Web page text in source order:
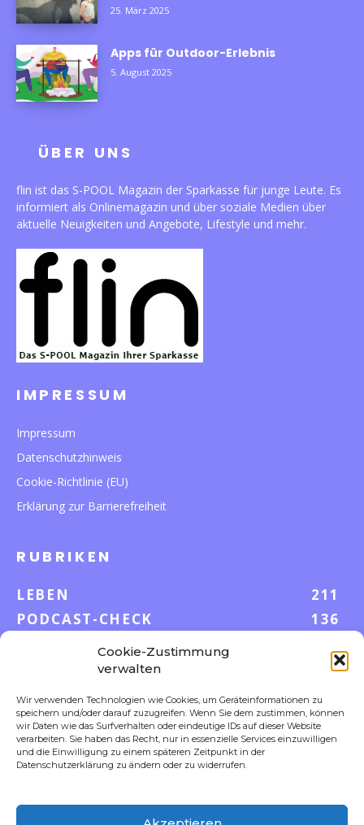
Cookie-Zustimmung
verwalten
Wir verwenden Technologien wie Cookies, um Geräteinformationen zu
speichern und/oder darauf zuzugreifen. Wenn Sie dem zustimmen, können
wir Daten wie das Surfverhalten oder eindeutige IDs auf dieser Website
verarbeiten. Sie haben das Recht, nur in essenzielle Services einzuwilligen
und die Einwilligung zu einem späteren Zeitpunkt in der
Datenschutzerklärung zu ändern oder zu widerrufen.
25. März 2025
Apps für Outdoor-Erlebnis
5. August 2025
ÜBER UNS
flin ist das S-POOL Magazin der Sparkasse für junge Leute. Es
informiert als Onlinemagazin und über soziale Medien über
aktuelle Neuigkeiten und Angebote, Lifestyle und mehr.
IMPRESSUM
Impressum
Datenschutzhinweis
Cookie-Richtlinie (EU)
Erklärung zur Barrierefreiheit
RUBRIKEN
LEBEN
211
PODCAST-CHECK
136
GELD & KARRIERE
42
AUF UND DAVON
S-POOL VORTEILE
35
DIGITALE WELT
23
FOKUS